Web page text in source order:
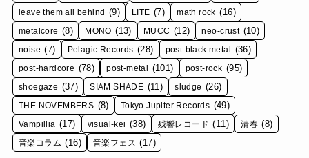
leave them all behind (9) LITE (7) math rock (16)
metalcore (8) MONO (13) MUCC (12) neo-crust (10)
noise (7) Pelagic Records (28) post-black metal (36)
post-hardcore (78) post-metal (101) post-rock (95)
shoegaze (37) SIAM SHADE (11) sludge (26)
THE NOVEMBERS (8) Tokyo Jupiter Records (49)
Vampillia (17) visual-kei (38) 残響レコード (11) 清春 (8)
音楽コラム (16) 音楽フェス (17)